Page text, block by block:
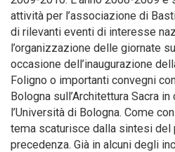
attività per l’associazione di
di rilevanti eventi di interesse
l’organizzazione delle giornate
occasione dell’inaugurazione
Foligno o importanti convegni
Bologna sull’Architettura Sacra
l’Università di Bologna. Come
tema scaturisce dalla sintesi
precedenza. Già in alcuni degli